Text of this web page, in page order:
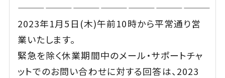
—————————————————————
2023年1月5日(木)午前10時から平常通り営
業いたします。
緊急を除く休業期間中のメール・サポートチャ
ットでのお問い合わせに対する回答は、2023